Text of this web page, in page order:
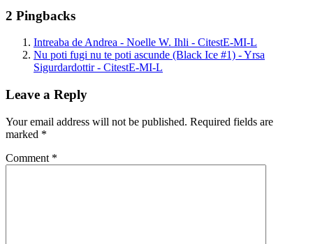
2 Pingbacks
Intreaba de Andrea - Noelle W. Ihli - CitestE-MI-L
Nu poti fugi nu te poti ascunde (Black Ice #1) - Yrsa
Sigurdardottir - CitestE-MI-L
Leave a Reply
Your email address will not be published. Required fields are
marked *
Comment *